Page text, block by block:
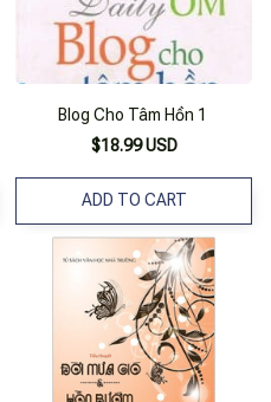
Blog Cho Tâm Hồn 1
$18.99 USD
ADD TO CART